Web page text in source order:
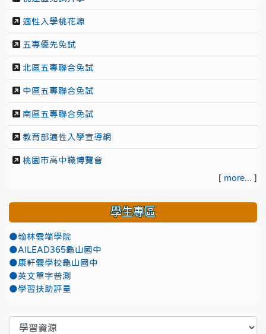
適性入學桃花源
五專優先免試
北區五專聯合免試
中區五專聯合免試
南區五專聯合免試
教育部適性入學宣導網
桃園市高中職博覽會
[ more... ]
學生專區
●翰林雲端學院
●AILEAD365龜山國中
●康軒雲學校龜山國中
●英文單字普測
●學習扶助評量